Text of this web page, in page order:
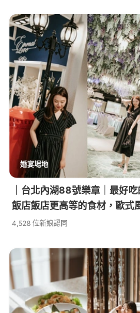
婚宴場地
｜台北內湖88號樂章｜最好
飯店飯店更高等的食材，歐式
4,528 位新娘認同